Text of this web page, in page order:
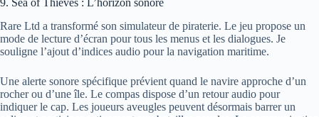
9. Sea of Thieves : L’horizon sonore
Rare Ltd a transformé son simulateur de piraterie. Le jeu propose un
mode de lecture d’écran pour tous les menus et les dialogues. Je
souligne l’ajout d’indices audio pour la navigation maritime.
Une alerte sonore spécifique prévient quand le navire approche d’un
rocher ou d’une île. Le compas dispose d’un retour audio pour
indiquer le cap. Les joueurs aveugles peuvent désormais barrer un